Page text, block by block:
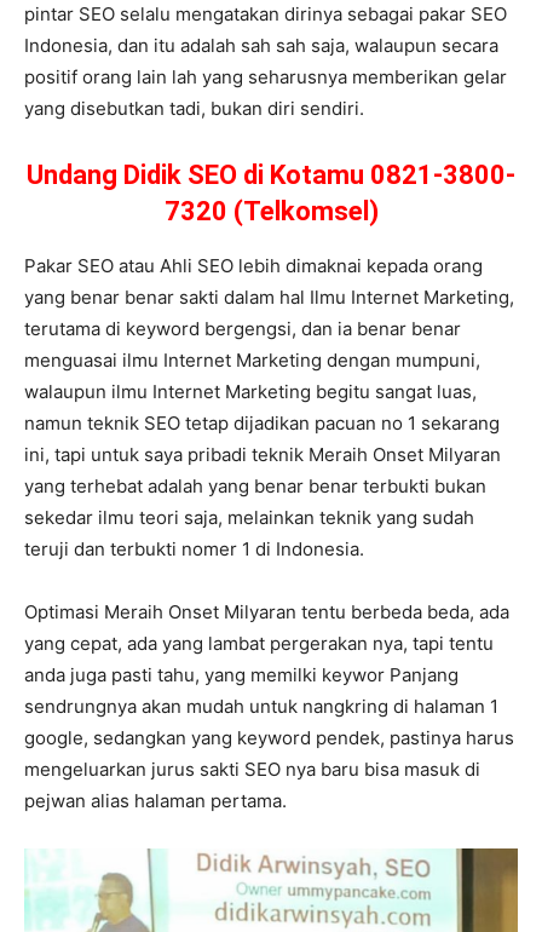
pintar SEO selalu mengatakan dirinya sebagai pakar SEO
Indonesia, dan itu adalah sah sah saja, walaupun secara
positif orang lain lah yang seharusnya memberikan gelar
yang disebutkan tadi, bukan diri sendiri.
Undang Didik SEO di Kotamu 0821-3800-
7320 (Telkomsel)
Pakar SEO atau Ahli SEO lebih dimaknai kepada orang
yang benar benar sakti dalam hal Ilmu Internet Marketing,
terutama di keyword bergengsi, dan ia benar benar
menguasai ilmu Internet Marketing dengan mumpuni,
walaupun ilmu Internet Marketing begitu sangat luas,
namun teknik SEO tetap dijadikan pacuan no 1 sekarang
ini, tapi untuk saya pribadi teknik Meraih Onset Milyaran
yang terhebat adalah yang benar benar terbukti bukan
sekedar ilmu teori saja, melainkan teknik yang sudah
teruji dan terbukti nomer 1 di Indonesia.
Optimasi Meraih Onset Milyaran tentu berbeda beda, ada
yang cepat, ada yang lambat pergerakan nya, tapi tentu
anda juga pasti tahu, yang memilki keywor Panjang
sendrungnya akan mudah untuk nangkring di halaman 1
google, sedangkan yang keyword pendek, pastinya harus
mengeluarkan jurus sakti SEO nya baru bisa masuk di
pejwan alias halaman pertama.